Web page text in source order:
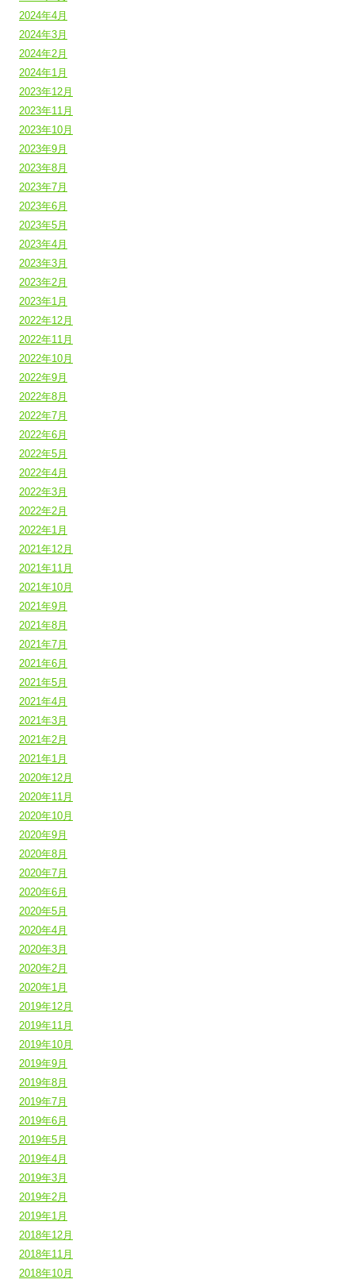
2024年4月
2024年3月
2024年2月
2024年1月
2023年12月
2023年11月
2023年10月
2023年9月
2023年8月
2023年7月
2023年6月
2023年5月
2023年4月
2023年3月
2023年2月
2023年1月
2022年12月
2022年11月
2022年10月
2022年9月
2022年8月
2022年7月
2022年6月
2022年5月
2022年4月
2022年3月
2022年2月
2022年1月
2021年12月
2021年11月
2021年10月
2021年9月
2021年8月
2021年7月
2021年6月
2021年5月
2021年4月
2021年3月
2021年2月
2021年1月
2020年12月
2020年11月
2020年10月
2020年9月
2020年8月
2020年7月
2020年6月
2020年5月
2020年4月
2020年3月
2020年2月
2020年1月
2019年12月
2019年11月
2019年10月
2019年9月
2019年8月
2019年7月
2019年6月
2019年5月
2019年4月
2019年3月
2019年2月
2019年1月
2018年12月
2018年11月
2018年10月